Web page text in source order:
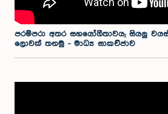
පරම්පරා අතර සහයෝගීතාවය; සියලු
ලොවක් තනමු - මාධ්‍ය සාකච්ජාව